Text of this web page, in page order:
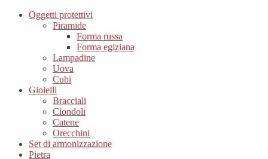
Oggetti protettivi
Piramide
Forma russa
Forma egiziana
Lampadine
Uova
Cubi
Gioielli
Bracciali
Ciondoli
Catene
Orecchini
Set di armonizzazione
Pietra